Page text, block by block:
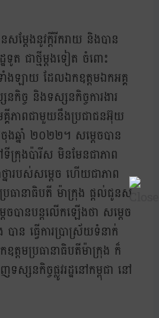
ម្តែងនូវក្តីរីករាយ និងបាន
ត ជាថ្មីម្តងទៀត ចំពោះ
ាំងឡាយ ដែលឯកឧត្តមឯកអគ្គ
កិច្ច និងទស្សនកិច្ចការងារ
គីភាពជាមួយនឹងប្រជាជនអ៊ុយ
ងឆ្នាំ ២០២២។ សម្តេចបាន
ទីក្រុងប៉ារីស មិនមែនជាភាព
នារបស់សម្តេច ហើយជាភាព
ធានាធិបតី ម៉ាក្រុង ផ្តល់ជូនស
ចបានបន្តលើកឡើងថា សម្តេច
ាន ធ្វើការប្រាស្រ័យទំនាក់
ឧត្តមប្រធានាធិបតីម៉ាក្រុង ក៏
សនកិច្ចផ្លូវរដ្ឋនៅកម្ពុជា នៅ